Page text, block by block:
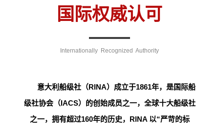
国际权威认可
Internationally Recognized Authority
意大利船级社（RINA）成立于1861年，是国际船
级社协会（IACS）的创始成员之一，全球十大船级社
之一，拥有超过160年的历史，RINA 以“严苛的标